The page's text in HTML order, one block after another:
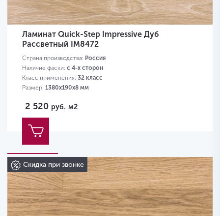
Ламинат Quick-Step Impressive Дуб
Рассветный IM8472
Страна производства: Россия
Наличие фаски: с 4-х сторон
Класс применения: 32 класс
Размер: 1380х190х8 мм
2 520 руб. м2
Скидка при звонке